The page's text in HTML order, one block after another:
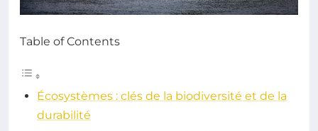
Table of Contents
Écosystèmes : clés de la biodiversité et de la
durabilité